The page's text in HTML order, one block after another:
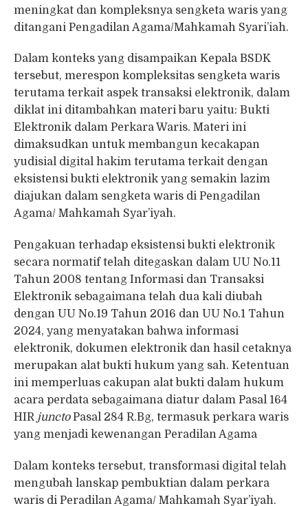
meningkat dan kompleksnya sengketa waris yang
ditangani Pengadilan Agama/Mahkamah Syari’iah.
Dalam konteks yang disampaikan Kepala BSDK
tersebut, merespon kompleksitas sengketa waris
terutama terkait aspek transaksi elektronik, dalam
diklat ini ditambahkan materi baru yaitu: Bukti
Elektronik dalam Perkara Waris. Materi ini
dimaksudkan untuk membangun kecakapan
yudisial digital hakim terutama terkait dengan
eksistensi bukti elektronik yang semakin lazim
diajukan dalam sengketa waris di Pengadilan
Agama/ Mahkamah Syar’iyah.
Pengakuan terhadap eksistensi bukti elektronik
secara normatif telah ditegaskan dalam UU No.11
Tahun 2008 tentang Informasi dan Transaksi
Elektronik sebagaimana telah dua kali diubah
dengan UU No.19 Tahun 2016 dan UU No.1 Tahun
2024, yang menyatakan bahwa informasi
elektronik, dokumen elektronik dan hasil cetaknya
merupakan alat bukti hukum yang sah. Ketentuan
ini memperluas cakupan alat bukti dalam hukum
acara perdata sebagaimana diatur dalam Pasal 164
HIR junctoPasal 284 R.Bg, termasuk perkara waris
yang menjadi kewenangan Peradilan Agama
Dalam konteks tersebut, transformasi digital telah
mengubah lanskap pembuktian dalam perkara
waris di Peradilan Agama/ Mahkamah Syar’iyah.